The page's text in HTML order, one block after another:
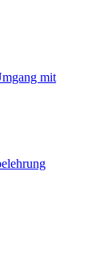
mit